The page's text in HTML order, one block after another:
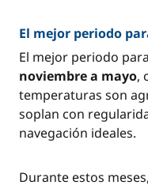
El mejor periodo
El mejor periodo
noviembre a mayo,
temperaturas son
soplan con
navegación ideales.
Durante estos